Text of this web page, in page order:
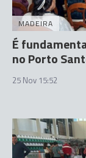
MADEIRA
É
no Porto
25 Nov 15:52